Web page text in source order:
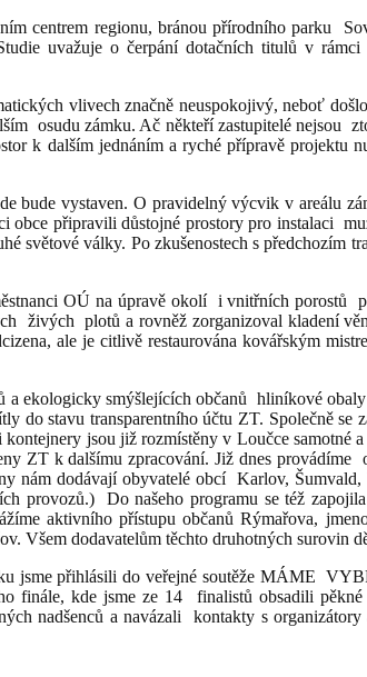
centrem regionu, bránou přírodního parku
uvažuje o čerpání dotačních titulů v
vlivech značně neuspokojivý, neboť
osudu zámku. Ač někteří zastupitelé nejsou
k dalším jednáním a ryché přípravě projektu
bude vystaven. O pravidelný výcvik v areálu
obce připravili důstojné prostory pro instalaci
světové války. Po zkušenostech s
OÚ na úpravě okolí i vnitřních
živých plotů a rovněž zorganizoval kladení
ale je citlivě restaurována kovářským
a ekologicky smýšlejících občanů hliníkové
do stavu transparentního účtu ZT. Společně
jsou již rozmístěny v Loučce
ZT k dalšímu zpracování. Již dnes
dodávají obyvatelé obcí Karlov,
provozů.) Do našeho programu se též
aktivního přístupu občanů Rýmařova,
Všem dodavatelům těchto druhotných surovin
jsme přihlásili do veřejné soutěže MÁME
kde jsme ze 14 finalistů obsadili
nadšenců a navázali kontakty s